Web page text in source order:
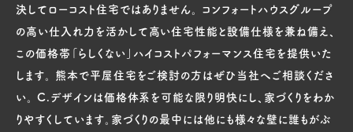
決してローコスト住宅ではありません。 コンフォートハウスグループ
の高い仕入れ力を活かして高い住宅性能と設備仕様を兼ね備え、
この価格帯「らしくない」ハイコストパフォーマンス住宅を提供いた
します。 熊本で平屋住宅をご検討の方はぜひ当社へご相談くださ
い。 C.デザインは価格体系を可能な限り明快にし、家づくりをわか
りやすくしています。家づくりの最中には他にも様々な壁に誰もがぶ